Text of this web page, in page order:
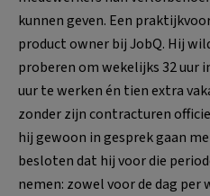
kunnen geven. Een
product owner bij JobQ. Hij
proberen om wekelijks 32 uur
uur te werken én tien extra
zonder zijn contracturen
hij gewoon in gesprek gaan
besloten dat hij voor die
nemen: zowel voor de dag per